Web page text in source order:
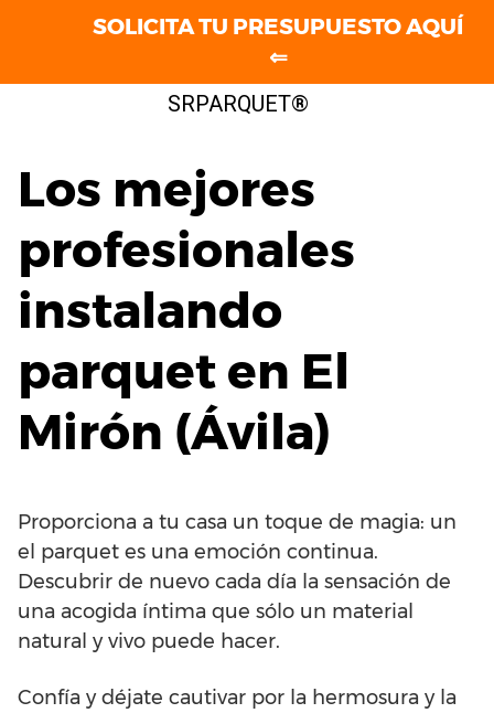
SRPARQUET®
Los mejores
profesionales
instalando
parquet en El
Mirón (Ávila)
Proporciona a tu casa un toque de magia: un
el parquet es una emoción continua.
Descubrir de nuevo cada día la sensación de
una acogida íntima que sólo un material
natural y vivo puede hacer.
Confía y déjate cautivar por la hermosura y la
SOLICITA TU PRESUPUESTO AQUÍ
⇐